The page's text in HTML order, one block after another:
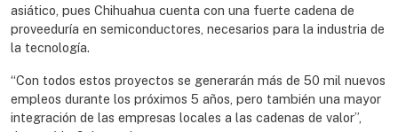
asiático, pues Chihuahua cuenta con una fuerte cadena de
proveeduría en semiconductores, necesarios para la industria de
la tecnología.
“Con todos estos proyectos se generarán más de 50 mil nuevos
empleos durante los próximos 5 años, pero también una mayor
integración de las empresas locales a las cadenas de valor”,